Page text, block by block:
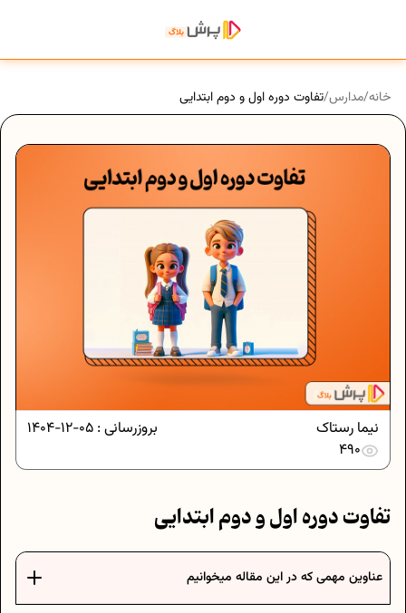
خانه/مدارس/تفاوت دوره اول و دوم ابتدایی
بروزرسانی : 05-12-1404
نیما رستاک
490
تفاوت دوره اول و دوم ابتدایی
عناوین مهمی که در این مقاله میخوانیم